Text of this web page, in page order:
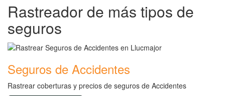
Rastreador de más tipos de
seguros
Seguros de Accidentes
Rastrear coberturas y precios de seguros de Accidentes